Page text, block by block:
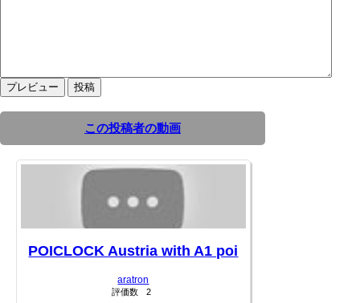
この投稿者の動画
POICLOCK Austria with A1 poi
aratron
評価数 2